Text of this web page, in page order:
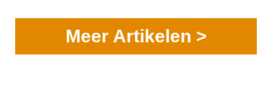
Meer Artikelen >